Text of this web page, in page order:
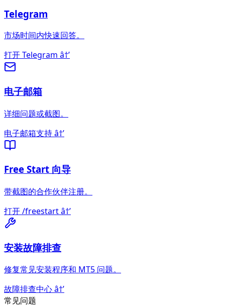
Telegram
市场时间内快速回答。
打开 Telegram â†’
电子邮箱
详细问题或截图。
电子邮箱支持â†’
Free Start 向导
带截图的合作伙伴注册。
打开 /freestartâ†’
安装故障排查
修复常见安装程序和 MT5 问题。
故障排查中心â†’
常见问题